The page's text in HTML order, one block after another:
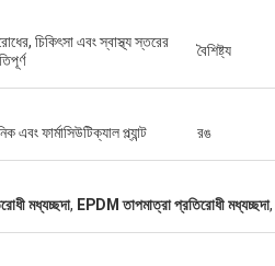
চিকিৎসা এবং স্বাস্থ্য স্তরের
বৈশিষ্ট্য
এবং ফার্মাসিউটিক্যাল প্ল্যান্ট রঙ
মধ্যচ্ছদা, EPDM তাপমাত্রা প্রতিরোধী মধ্যচ্ছদা,